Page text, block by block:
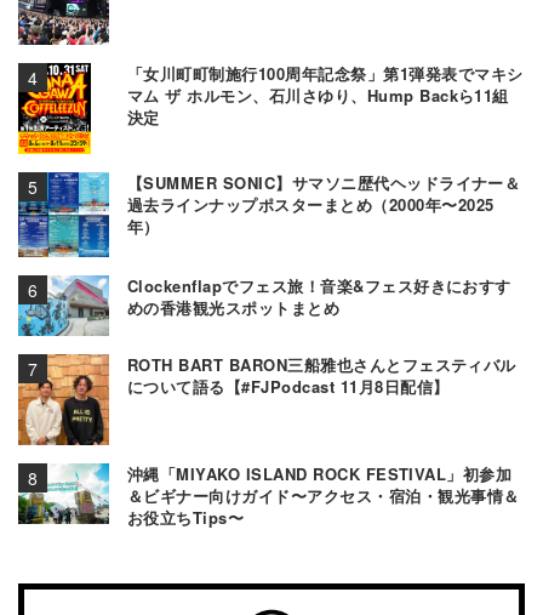
「女川町町制施行100周年記念祭」第1弾発表でマキシ
マム ザ ホルモン、石川さゆり、Hump Backら11組
決定
【SUMMER SONIC】サマソニ歴代ヘッドライナー＆
過去ラインナップポスターまとめ（2000年〜2025
年）
Clockenflapでフェス旅！音楽&フェス好きにおすす
めの香港観光スポットまとめ
ROTH BART BARON三船雅也さんとフェスティバル
について語る【#FJPodcast 11月8日配信】
沖縄「MIYAKO ISLAND ROCK FESTIVAL」初参加
＆ビギナー向けガイド〜アクセス・宿泊・観光事情＆
お役立ちTips〜